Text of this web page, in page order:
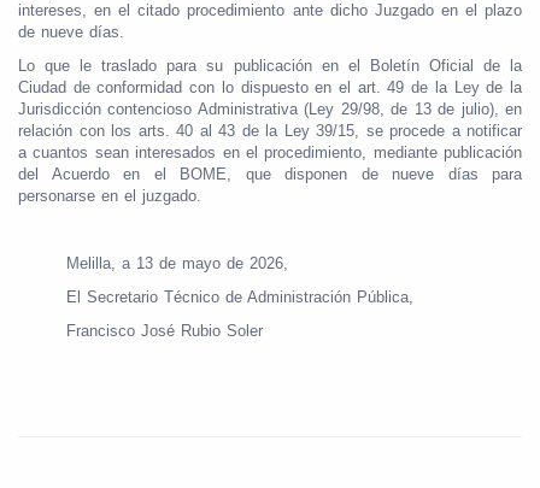
intereses, en el citado procedimiento ante dicho Juzgado en el plazo
de nueve días.
Lo que le traslado para su publicación en el Boletín Oficial de la
Ciudad de conformidad con lo dispuesto en el art. 49 de la Ley de la
Jurisdicción contencioso Administrativa (Ley 29/98, de 13 de julio), en
relación con los arts. 40 al 43 de la Ley 39/15, se procede a notificar
a cuantos sean interesados en el procedimiento, mediante publicación
del Acuerdo en el BOME, que disponen de nueve días para
personarse en el juzgado.
Melilla, a 13 de mayo de 2026,
El Secretario Técnico de Administración Pública,
Francisco José Rubio Soler